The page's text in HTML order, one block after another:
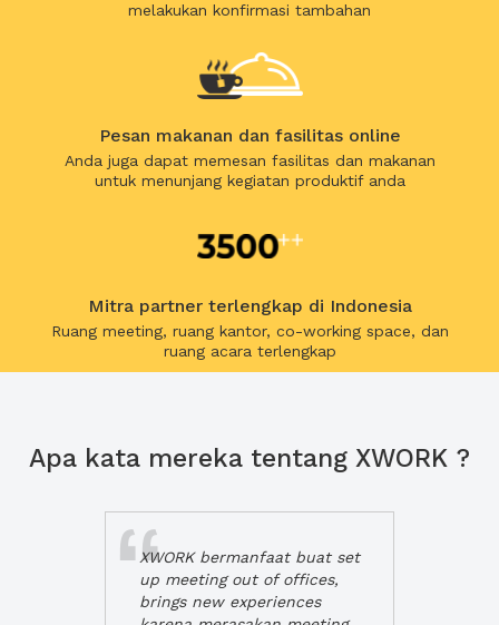
melakukan konfirmasi tambahan
Pesan makanan dan fasilitas online
Anda juga dapat memesan fasilitas dan makanan
untuk menunjang kegiatan produktif anda
Mitra partner terlengkap di Indonesia
Ruang meeting, ruang kantor, co-working space, dan
ruang acara terlengkap
Apa kata mereka tentang XWORK ?
XWORK bermanfaat buat set
up meeting out of offices,
brings new experiences